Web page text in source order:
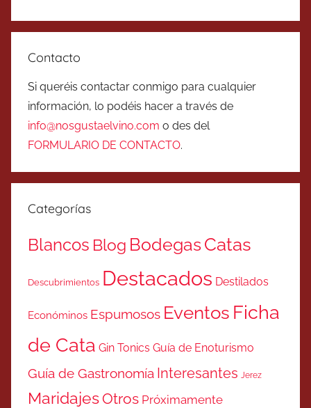
Contacto
Si queréis contactar conmigo para cualquier
información, lo podéis hacer a través de
info@nosgustaelvino.com o des del
FORMULARIO DE CONTACTO.
Categorías
Blancos Blog BodegasCatas
Descubrimientos Destacados Destilados
Económinos Espumosos Eventos Ficha
de Cata Gin Tonics Guía de Enoturismo
Guía de Gastronomía Interesantes Jerez
MaridajesOtros Próximamente